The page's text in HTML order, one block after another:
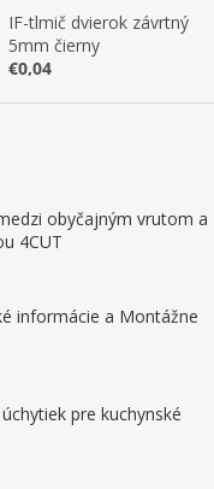
IF-tlmič dvierok závrtný
5mm čierny
€0,04
obyčajným vrutom a
4CUT
informácie a Montážne
pre kuchynské